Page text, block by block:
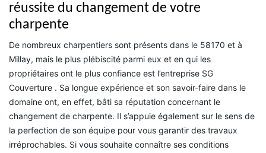
réussite du changement de votre
charpente
De nombreux charpentiers sont présents dans le 58170 et à
Millay, mais le plus plébiscité parmi eux et en qui les
propriétaires ont le plus confiance est l’entreprise SG
Couverture . Sa longue expérience et son savoir-faire dans le
domaine ont, en effet, bâti sa réputation concernant le
changement de charpente. Il s’appuie également sur le sens de
la perfection de son équipe pour vous garantir des travaux
irréprochables. Si vous souhaite connaître ses conditions